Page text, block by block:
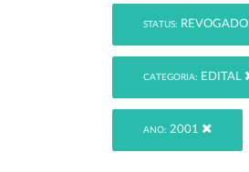
STATUS: REVOGADO
CATEGORIA: EDITAL
ANO: 2001